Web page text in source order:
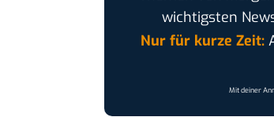
wichtigsten
Nur für kurze Zeit:
Mit deiner